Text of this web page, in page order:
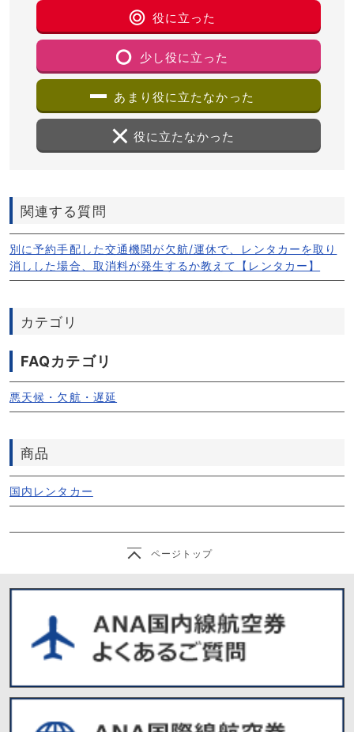
役に立った
少し役に立った
あまり役に立たなかった
役に立たなかった
関連する質問
別に予約手配した交通機関が欠航/運休で、レンタカーを取り
消しした場合、取消料が発生するか教えて【レンタカー】
カテゴリ
FAQカテゴリ
悪天候・欠航・遅延
商品
国内レンタカー
ページトップ